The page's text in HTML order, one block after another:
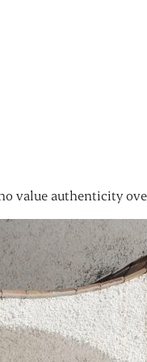
authenticity over